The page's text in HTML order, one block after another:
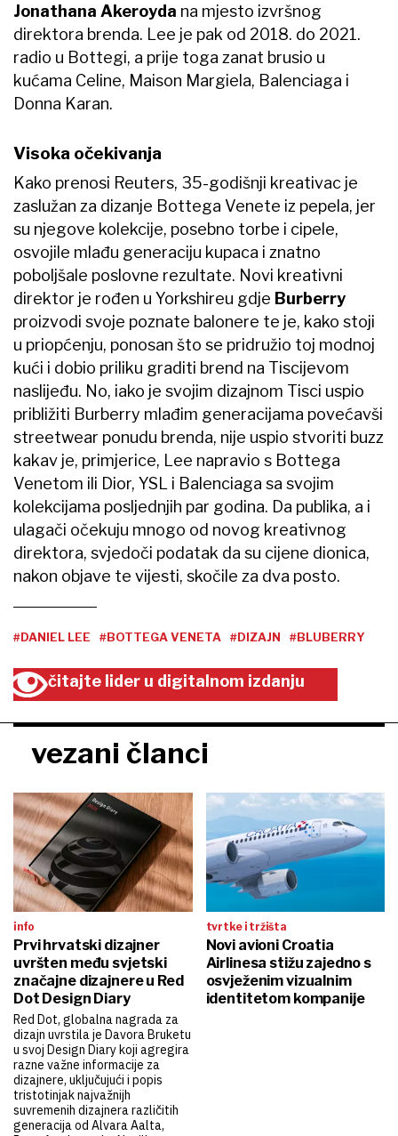
Jonathana Akeroyda na mjesto izvršnog
direktora brenda. Lee je pak od 2018. do 2021.
radio u Bottegi, a prije toga zanat brusio u
kućama Celine, Maison Margiela, Balenciaga i
Donna Karan.
Visoka očekivanja
Kako prenosi Reuters, 35-godišnji kreativac je
zaslužan za dizanje Bottega Venete iz pepela, jer
su njegove kolekcije, posebno torbe i cipele,
osvojile mlađu generaciju kupaca i znatno
poboljšale poslovne rezultate. Novi kreativni
direktor je rođen u Yorkshireu gdje Burberry
proizvodi svoje poznate balonere te je, kako stoji
u priopćenju, ponosan što se pridružio toj modnoj
kući i dobio priliku graditi brend na Tiscijevom
naslijeđu. No, iako je svojim dizajnom Tisci uspio
približiti Burberry mlađim generacijama povećavši
streetwear ponudu brenda, nije uspio stvoriti buzz
kakav je, primjerice, Lee napravio s Bottega
Venetom ili Dior, YSL i Balenciaga sa svojim
kolekcijama posljednjih par godina. Da publika, a i
ulagači očekuju mnogo od novog kreativnog
direktora, svjedoči podatak da su cijene dionica,
nakon objave te vijesti, skočile za dva posto.
#DANIEL LEE #BOTTEGA VENETA #DIZAJN #BLUBERRY
čitajte lider u digitalnom izdanju
vezani članci
info
Prvi hrvatski dizajner
uvršten među svjetski
značajne dizajnere u Red
Dot Design Diary
Red Dot, globalna nagrada za
dizajn uvrstila je Davora Bruketu
u svoj Design Diary koji agregira
razne važne informacije za
dizajnere, uključujući i popis
tristotinjak najvažnijh
suvremenih dizajnera različitih
generacija od Alvara Aalta,
tvrtke i tržišta
Novi avioni Croatia
Airlinesa stižu zajedno s
osvježenim vizualnim
identitetom kompanije